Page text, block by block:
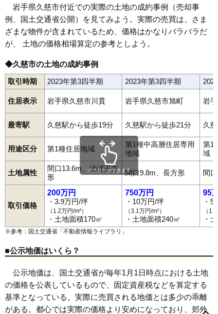
岩手県久慈市付近での実際の土地の成約事例（売却事
例、国土交通省公開）を見てみよう。実際の売買は、さま
ざまな物件が含まれているため、価格はかなりバラバラだ
が、 土地の価格相場算定の参考としよう。
◆久慈市の土地の成約事例
取引時期 2023年第3四半期 2023年第3四半期
住居表示 岩手県久慈市川貫 岩手県久慈市旭町 岩
最寄駅 久慈駅から徒歩19分 久慈駅から徒歩21分 久
用途区分 第1種住居地域
第1種中高層住居専用
地域
第1
域
土地属性
間口13.6m、ほぼ正方
形
間口9.8m、長方形 間
取引価格
200万円
・3.9万円/坪
（1.2万円/m²）
・土地面積170㎡
750万円
・10万円/坪
（3.1万円/m²）
・土地面積240㎡
95
・
（
・
スクロールできます
※参考：国土交通省「不動産情報ライブラリ 」
■公示地価はいくら？
公示地価は、国土交通省が毎年1月1日時点における土地
の価格を公表しているもので、固定資産税などを算定する
基準となっている。実際に売買される地価とは多少の乖離
がある。都心では実際の価格より安めになっており、郊外